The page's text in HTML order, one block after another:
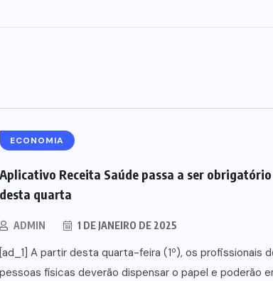
ECONOMIA
Aplicativo Receita Saúde passa a ser
desta quarta
ADMIN 1 DE JANEIRO DE 2025
[ad_1] A partir desta quarta-feira (1º), os profissionais
pessoas físicas deverão dispensar o papel e poderão